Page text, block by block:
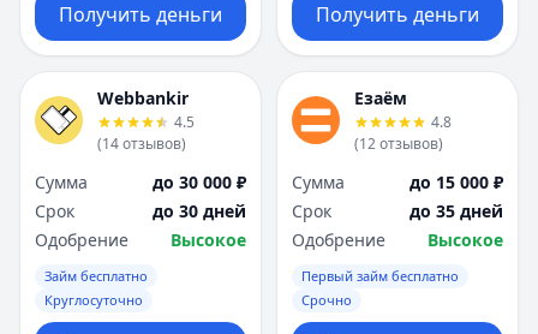
Получить деньги Получить деньги
Webbankir
4.5
(14отзывов)
Сумма
до 30 000 ₽
Срок
до 30 дней
Одобрение
Высокое
Займ бесплатно
Круглосуточно
Езаём
4.8
(12отзывов)
Сумма
до 15 000 ₽
Срок
до 35 дней
Одобрение
Высокое
Первый займ бесплатно
Срочно